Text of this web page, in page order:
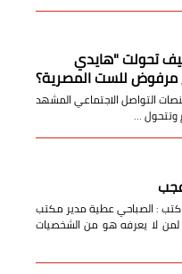
تحولت "هايدي
مرفوض للست المصرية؟
التواصل الاجتماعي المشهد
وتتحول …
: الصباحي عطية مدير مكتب
لا يعرفه هو من الشخصيات